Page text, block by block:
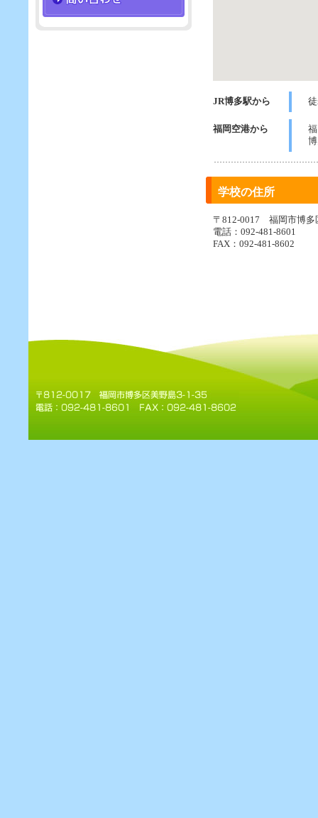
JR博多駅から
福岡空港から
学校の住所
〒812-0017 福岡市博
電話：092-481-8601
FAX：092-481-8602